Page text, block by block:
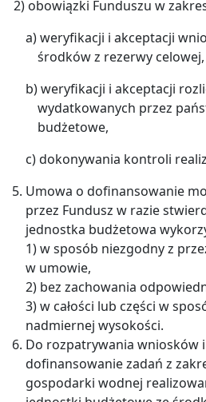
2) obowiązki Funduszu w
a) weryfikacji i akceptacji
środków z rezerwy celowej,
b) weryfikacji i akceptacji
wydatkowanych przez
budżetowe,
c) dokonywania kontroli
Umowa o dofinansowanie
przez Fundusz w razie
jednostka budżetowa
1) w sposób niezgodny z
w umowie,
2) bez zachowania
3) w całości lub części w
nadmiernej wysokości.
Do rozpatrywania wniosków
dofinansowanie zadań z
gospodarki wodnej